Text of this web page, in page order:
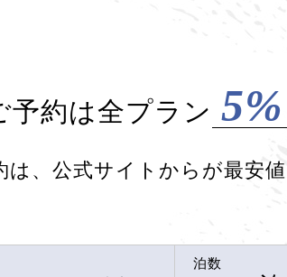
予約は全プラン 5%
は、公式サイトからが最安値
泊数